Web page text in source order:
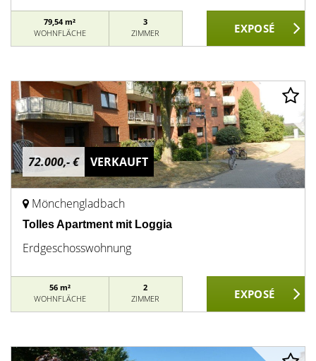
79,54 m²
WOHNFLÄCHE
3
ZIMMER
72.000,- € VERKAUFT
Mönchengladbach
Tolles Apartment mit Loggia
Erdgeschosswohnung
56 m²
WOHNFLÄCHE
2
ZIMMER